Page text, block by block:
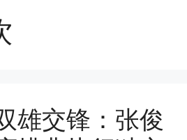
雄交锋：张俊